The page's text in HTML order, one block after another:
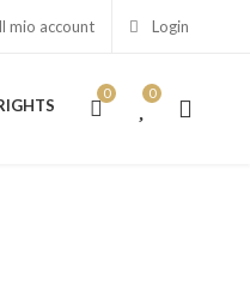
Il mio account Login
0 0